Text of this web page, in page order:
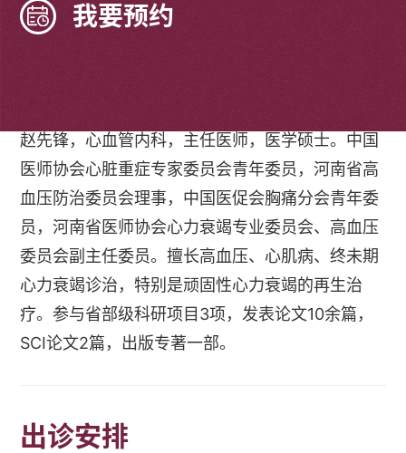
我要预约
赵先锋，心血管内科，主任医师，医学硕士。中国
医师协会心脏重症专家委员会青年委员，河南省高
血压防治委员会理事，中国医促会胸痛分会青年委
员，河南省医师协会心力衰竭专业委员会、高血压
委员会副主任委员。擅长高血压、心肌病、终未期
心力衰竭诊治，特别是顽固性心力衰竭的再生治
疗。参与省部级科研项目3项，发表论文10余篇，
SCI论文2篇，出版专著一部。
出诊安排